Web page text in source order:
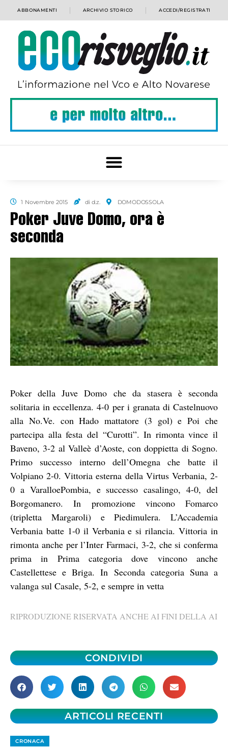
ABBONAMENTI ARCHIVIO STORICO ACCEDI/REGISTRATI
1 Novembre 2015 di d.z. DOMODOSSOLA
Poker Juve Domo, ora è
seconda
Poker della Juve Domo che da stasera è seconda
solitaria in eccellenza. 4-0 per i granata di Castelnuovo
alla No.Ve. con Hado mattatore (3 gol) e Poi che
partecipa alla festa del “Curotti”. In rimonta vince il
Baveno, 3-2 al Valleè d’Aoste, con doppietta di Sogno.
Primo successo interno dell’Omegna che batte il
Volpiano 2-0. Vittoria esterna della Virtus Verbania, 2-
0 a VaralloePombia, e successo casalingo, 4-0, del
Borgomanero. In promozione vincono Fomarco
(tripletta Margaroli) e Piedimulera. L’Accademia
Verbania batte 1-0 il Verbania e si rilancia. Vittoria in
rimonta anche per l’Inter Farmaci, 3-2, che si conferma
prima in Prima categoria dove vincono anche
Castellettese e Briga. In Seconda categoria Suna a
valanga sul Casale, 5-2, e sempre in vetta
RIPRODUZIONE RISERVATA ANCHE AI FINI DELLA AI
CONDIVIDI
ARTICOLI RECENTI
CRONACA